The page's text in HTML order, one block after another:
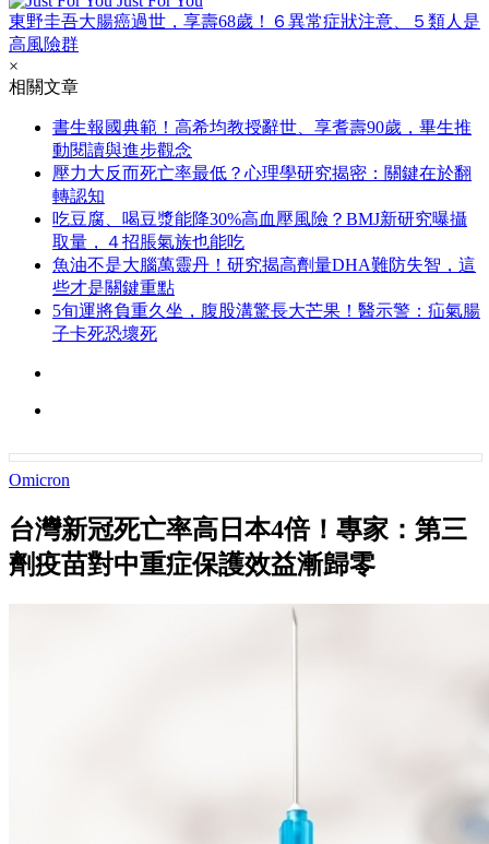
東野圭吾大腸癌過世，享壽68歲！６異常症狀注意、５類人是
高風險群
×
相關文章
書生報國典範！高希均教授辭世、享耆壽90歲，畢生推
動閱讀與進步觀念
壓力大反而死亡率最低？心理學研究揭密：關鍵在於翻
轉認知
吃豆腐、喝豆漿能降30%高血壓風險？BMJ新研究曝攝
取量，４招脹氣族也能吃
魚油不是大腦萬靈丹！研究揭高劑量DHA難防失智，這
些才是關鍵重點
5旬運將負重久坐，腹股溝驚長大芒果！醫示警：疝氣腸
子卡死恐壞死
Omicron
台灣新冠死亡率高日本4倍！專家：第三
劑疫苗對中重症保護效益漸歸零